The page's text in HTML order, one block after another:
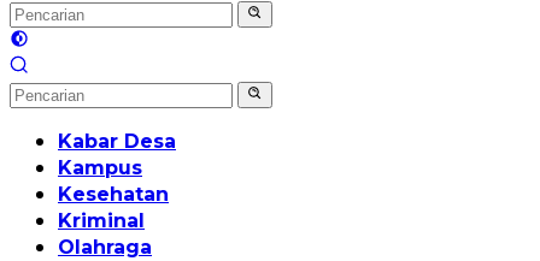
Kabar Desa
Kampus
Kesehatan
Kriminal
Olahraga